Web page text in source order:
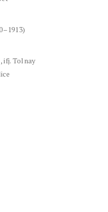
ifj. Tolnay